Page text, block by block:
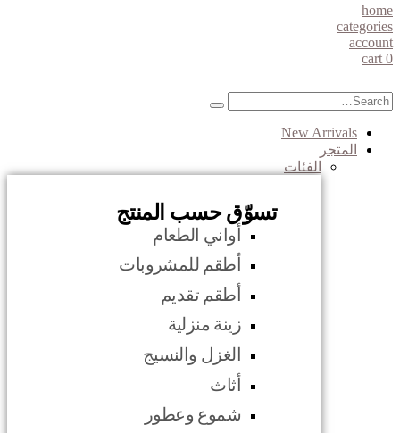
home
categories
account
0
cart
New Arrivals
المتجر
الفئات
تسوّق حسب المنتج
أواني الطعام
أطقم للمشروبات
أطقم تقديم
زينة منزلية
الغزل والنسيج
أثاث
شموع وعطور